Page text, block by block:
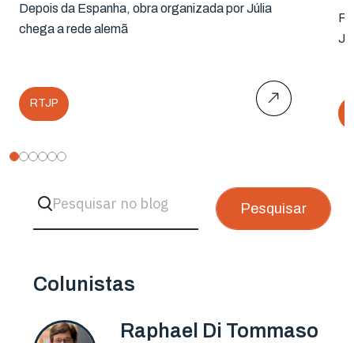
Depois da Espanha, obra organizada por Júlia
chega a rede alemã
RTJP
Pesquisar
Colunistas
Raphael Di Tommaso